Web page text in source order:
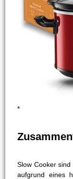
*
Slow Cooker
aufgrund eines